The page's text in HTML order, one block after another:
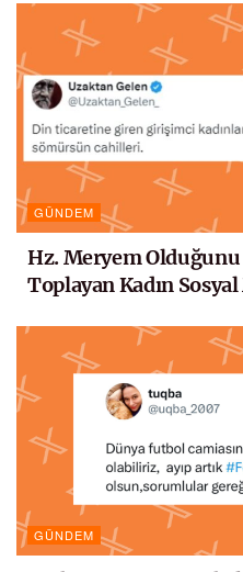
GÜNDEM
Hz. Meryem
Toplayan Kadın
GÜNDEM